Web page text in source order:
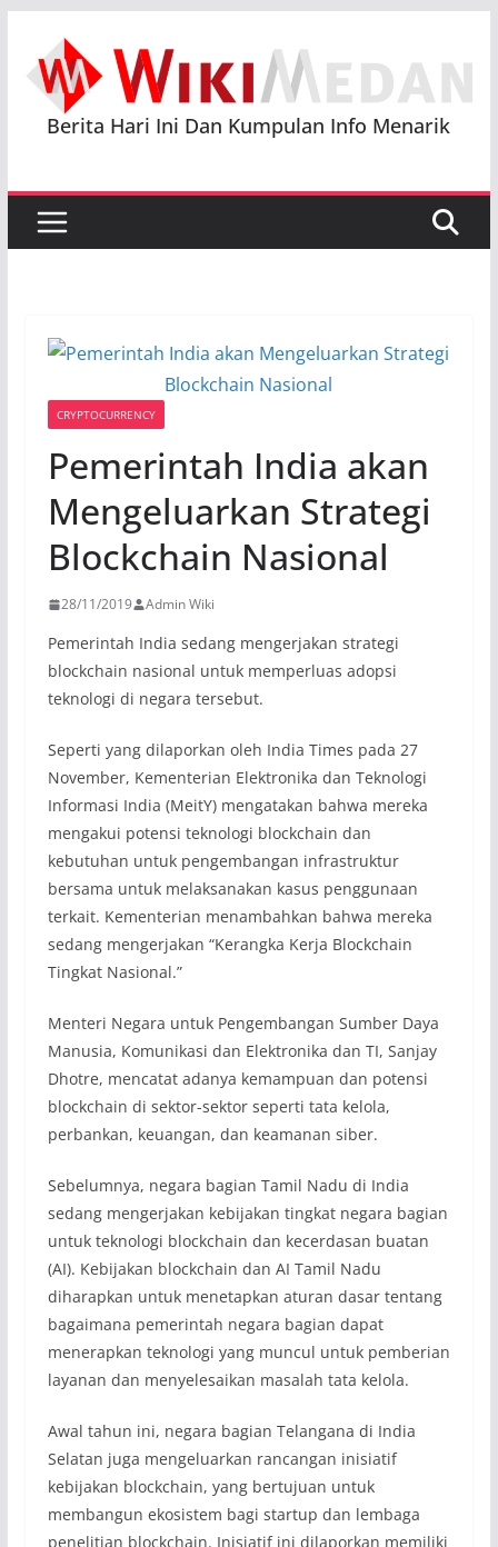
content
Berita Hari Ini Dan Kumpulan Info Menarik
CRYPTOCURRENCY
Pemerintah India akan
Mengeluarkan Strategi
Blockchain Nasional
28/11/2019 Admin Wiki
Pemerintah India sedang mengerjakan strategi
blockchain nasional untuk memperluas adopsi
teknologi di negara tersebut.
Seperti yang dilaporkan oleh India Times pada 27
November, Kementerian Elektronika dan Teknologi
Informasi India (MeitY) mengatakan bahwa mereka
mengakui potensi teknologi blockchain dan
kebutuhan untuk pengembangan infrastruktur
bersama untuk melaksanakan kasus penggunaan
terkait. Kementerian menambahkan bahwa mereka
sedang mengerjakan “Kerangka Kerja Blockchain
Tingkat Nasional.”
Menteri Negara untuk Pengembangan Sumber Daya
Manusia, Komunikasi dan Elektronika dan TI, Sanjay
Dhotre, mencatat adanya kemampuan dan potensi
blockchain di sektor-sektor seperti tata kelola,
perbankan, keuangan, dan keamanan siber.
Sebelumnya, negara bagian Tamil Nadu di India
sedang mengerjakan kebijakan tingkat negara bagian
untuk teknologi blockchain dan kecerdasan buatan
(AI). Kebijakan blockchain dan AI Tamil Nadu
diharapkan untuk menetapkan aturan dasar tentang
bagaimana pemerintah negara bagian dapat
menerapkan teknologi yang muncul untuk pemberian
layanan dan menyelesaikan masalah tata kelola.
Awal tahun ini, negara bagian Telangana di India
Selatan juga mengeluarkan rancangan inisiatif
kebijakan blockchain, yang bertujuan untuk
membangun ekosistem bagi startup dan lembaga
penelitian blockchain. Inisiatif ini dilaporkan memiliki